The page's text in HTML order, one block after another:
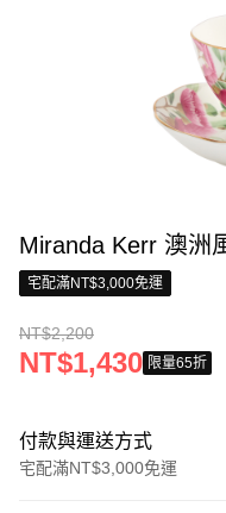
Miranda Kerr 澳洲
宅配滿NT$3,000免運
NT$2,200
NT$1,430 限量65折
付款與運送方式
宅配滿NT$3,000免運